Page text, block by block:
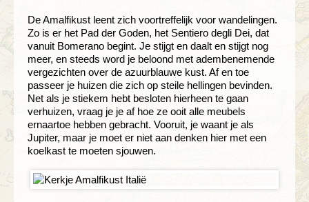
De Amalfikust leent zich voortreffelijk voor wandelingen.
Zo is er het Pad der Goden, het Sentiero degli Dei, dat
vanuit Bomerano begint. Je stijgt en daalt en stijgt nog
meer, en steeds word je beloond met adembenemende
vergezichten over de azuurblauwe kust. Af en toe
passeer je huizen die zich op steile hellingen bevinden.
Net als je stiekem hebt besloten hierheen te gaan
verhuizen, vraag je je af hoe ze ooit alle meubels
ernaartoe hebben gebracht. Vooruit, je waant je als
Jupiter, maar je moet er niet aan denken hier met een
koelkast te moeten sjouwen.